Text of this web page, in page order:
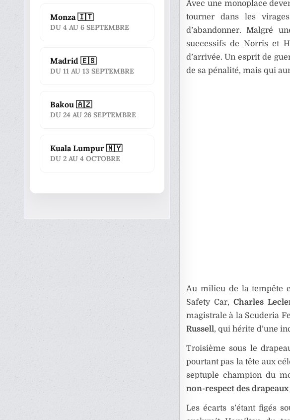
Avec une monoplace
tourner dans les
d’abandonner. Malgré
successifs de Norris et
d’arrivée. Un esprit de
de sa pénalité, mais qui
Au milieu de la tempête
Safety Car, Charles
magistrale à la Scuderia
Russell, qui hérite d’une
Troisième sous le
pourtant pas la tête aux
septuple champion du
non-respect des drapeaux
Les écarts s’étant figés
Monza 🇮🇹
DU 4 AU 6 SEPTEMBRE
Madrid 🇪🇸
DU 11 AU 13 SEPTEMBRE
Bakou 🇦🇿
DU 24 AU 26 SEPTEMBRE
Kuala Lumpur 🇲🇾
DU 2 AU 4 OCTOBRE